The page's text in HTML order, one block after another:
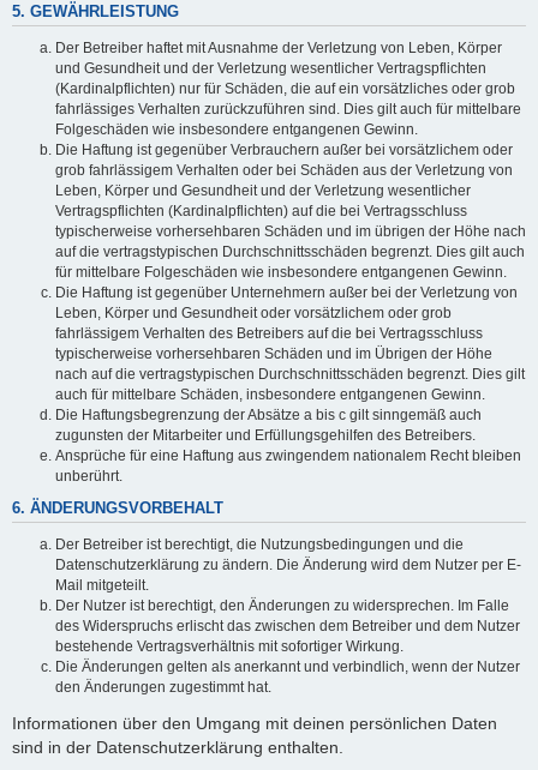
5. GEWÄHRLEISTUNG
Der Betreiber haftet mit Ausnahme der Verletzung von Leben, Körper
und Gesundheit und der Verletzung wesentlicher Vertragspflichten
(Kardinalpflichten) nur für Schäden, die auf ein vorsätzliches oder grob
fahrlässiges Verhalten zurückzuführen sind. Dies gilt auch für mittelbare
Folgeschäden wie insbesondere entgangenen Gewinn.
Die Haftung ist gegenüber Verbrauchern außer bei vorsätzlichem oder
grob fahrlässigem Verhalten oder bei Schäden aus der Verletzung von
Leben, Körper und Gesundheit und der Verletzung wesentlicher
Vertragspflichten (Kardinalpflichten) auf die bei Vertragsschluss
typischerweise vorhersehbaren Schäden und im übrigen der Höhe nach
auf die vertragstypischen Durchschnittsschäden begrenzt. Dies gilt auch
für mittelbare Folgeschäden wie insbesondere entgangenen Gewinn.
Die Haftung ist gegenüber Unternehmern außer bei der Verletzung von
Leben, Körper und Gesundheit oder vorsätzlichem oder grob
fahrlässigem Verhalten des Betreibers auf die bei Vertragsschluss
typischerweise vorhersehbaren Schäden und im Übrigen der Höhe
nach auf die vertragstypischen Durchschnittsschäden begrenzt. Dies gilt
auch für mittelbare Schäden, insbesondere entgangenen Gewinn.
Die Haftungsbegrenzung der Absätze a bis c gilt sinngemäß auch
zugunsten der Mitarbeiter und Erfüllungsgehilfen des Betreibers.
Ansprüche für eine Haftung aus zwingendem nationalem Recht bleiben
unberührt.
6. ÄNDERUNGSVORBEHALT
Der Betreiber ist berechtigt, die Nutzungsbedingungen und die
Datenschutzerklärung zu ändern. Die Änderung wird dem Nutzer per E-
Mail mitgeteilt.
Der Nutzer ist berechtigt, den Änderungen zu widersprechen. Im Falle
des Widerspruchs erlischt das zwischen dem Betreiber und dem Nutzer
bestehende Vertragsverhältnis mit sofortiger Wirkung.
Die Änderungen gelten als anerkannt und verbindlich, wenn der Nutzer
den Änderungen zugestimmt hat.
Informationen über den Umgang mit deinen persönlichen Daten
sind in der Datenschutzerklärung enthalten.